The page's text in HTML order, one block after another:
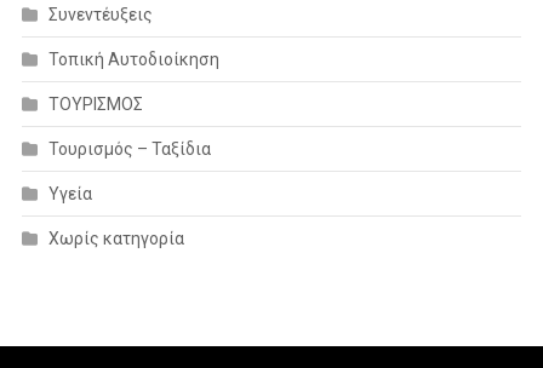
Συνεντέυξεις
Τοπική Αυτοδιοίκηση
ΤΟΥΡΙΣΜΟΣ
Τουρισμός – Ταξίδια
Υγεία
Χωρίς κατηγορία